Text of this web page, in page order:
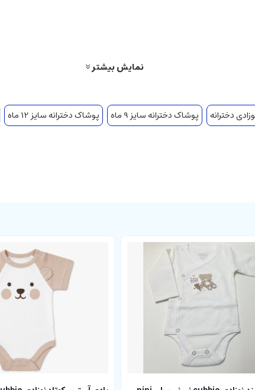
نمایش بیشتر
دخترانه پوشاک دخترانه سایز 9 ماه پوشاک دخترانه سایز 12 ماه